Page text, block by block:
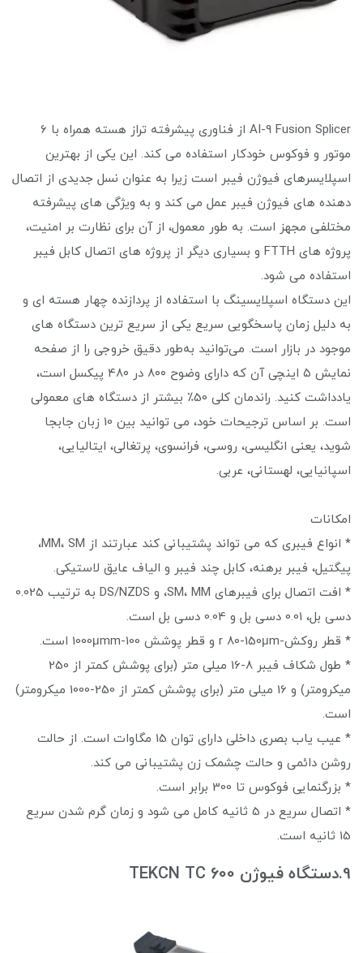
AI-9 Fusion Splicer از فناوری پیشرفته تراز هسته همراه با 6
موتور و فوکوس خودکار استفاده می کند. این یکی از بهترین
اسپلایسرهای فیوژن فیبر است زیرا به عنوان نسل جدیدی از اتصال
دهنده های فیوژن فیبر عمل می کند و به ویژگی های پیشرفته
مختلفی مجهز است. به طور معمول، از آن برای نظارت بر امنیت،
پروژه های FTTH و بسیاری دیگر از پروژه های اتصال کابل فیبر
استفاده می شود.
این دستگاه اسپلایسینگ با استفاده از پردازنده چهار هسته ای و
به دلیل زمان پاسخگویی سریع یکی از سریع ترین دستگاه های
موجود در بازار است. می‌توانید به‌طور دقیق خروجی را از صفحه
نمایش ۵ اینچی آن که دارای وضوح ۸۰۰ در ۴۸۰ پیکسل است،
یادداشت کنید. راندمان کلی 50٪ بیشتر از دستگاه های معمولی
است. بر اساس ترجیحات خود، می توانید بین 10 زبان جابجا
شوید، یعنی انگلیسی، روسی، فرانسوی، پرتغالی، ایتالیایی،
اسپانیایی، لهستانی، عربی.
امکانات
* انواع فیبری که می تواند پشتیبانی کند عبارتند از MM، SM،
پیگتیل، فیبر برهنه، کابل چند فیبر و الیاف عایق لاستیکی.
* افت اتصال برای فیبرهای SM، MM، و DS/NZDS به ترتیب 0.025
دسی بل، 0.01 دسی بل و 0.04 دسی بل است.
* قطر روکش-r 80-150μm و قطر پوشش 100-1000μmm است.
* طول شکاف فیبر 8-16 میلی متر (برای پوشش کمتر از 250
میکرومتر) و 16 میلی متر (برای پوشش کمتر از 250-1000 میکرومتر)
است.
* عیب یاب بصری داخلی دارای توان 15 مگاوات است. از حالت
روشن دائمی و حالت چشمک زن پشتیبانی می کند.
* بزرگنمایی فوکوس تا 300 برابر است.
* اتصال سریع در 5 ثانیه کامل می شود و زمان گرم شدن سریع
15 ثانیه است.
9.دستگاه فیوژن TEKCN TC 600